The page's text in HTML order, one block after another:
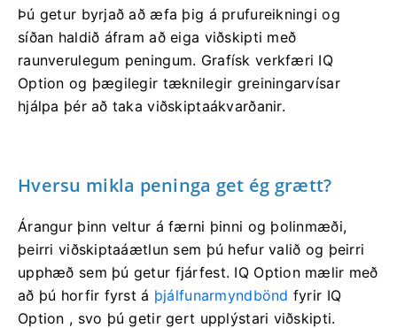
Þú getur byrjað að æfa þig á prufureikningi og
síðan haldið áfram að eiga viðskipti með
raunverulegum peningum. Grafísk verkfæri IQ
Option og þægilegir tæknilegir greiningarvísar
hjálpa þér að taka viðskiptaákvarðanir.
Hversu mikla peninga get ég grætt?
Árangur þinn veltur á færni þinni og þolinmæði,
þeirri viðskiptaáætlun sem þú hefur valið og þeirri
upphæð sem þú getur fjárfest. IQ Option mælir með
að þú horfir fyrst á þjálfunarmyndbönd fyrir IQ
Option , svo þú getir gert upplýstari viðskipti.